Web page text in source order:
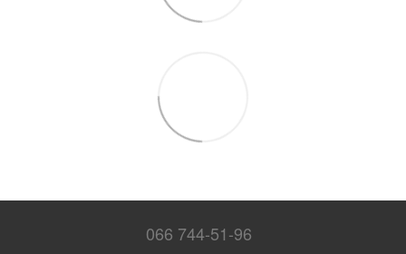
066 744-51-96